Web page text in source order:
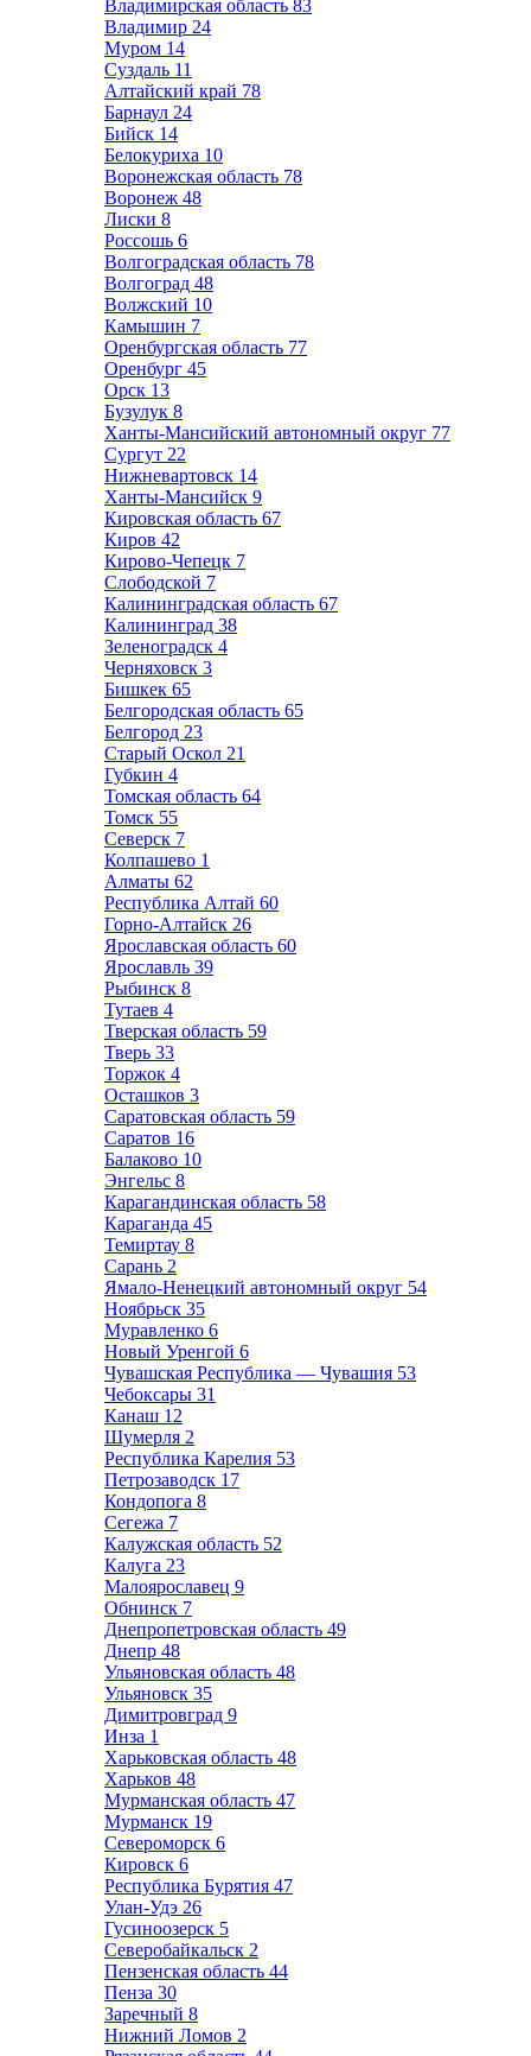
Владимирская область 83
Владимир 24
Муром 14
Суздаль 11
Алтайский край 78
Барнаул 24
Бийск 14
Белокуриха 10
Воронежская область 78
Воронеж 48
Лиски 8
Россошь 6
Волгоградская область 78
Волгоград 48
Волжский 10
Камышин 7
Оренбургская область 77
Оренбург 45
Орск 13
Бузулук 8
Ханты-Мансийский автономный округ 77
Сургут 22
Нижневартовск 14
Ханты-Мансийск 9
Кировская область 67
Киров 42
Кирово-Чепецк 7
Слободской 7
Калининградская область 67
Калининград 38
Зеленоградск 4
Черняховск 3
Бишкек 65
Белгородская область 65
Белгород 23
Старый Оскол 21
Губкин 4
Томская область 64
Томск 55
Северск 7
Колпашево 1
Алматы 62
Республика Алтай 60
Горно-Алтайск 26
Ярославская область 60
Ярославль 39
Рыбинск 8
Тутаев 4
Тверская область 59
Тверь 33
Торжок 4
Осташков 3
Саратовская область 59
Саратов 16
Балаково 10
Энгельс 8
Карагандинская область 58
Караганда 45
Темиртау 8
Сарань 2
Ямало-Ненецкий автономный округ 54
Ноябрьск 35
Муравленко 6
Новый Уренгой 6
Чувашская Республика — Чувашия 53
Чебоксары 31
Канаш 12
Шумерля 2
Республика Карелия 53
Петрозаводск 17
Кондопога 8
Сегежа 7
Калужская область 52
Калуга 23
Малоярославец 9
Обнинск 7
Днепропетровская область 49
Днепр 48
Ульяновская область 48
Ульяновск 35
Димитровград 9
Инза 1
Харьковская область 48
Харьков 48
Мурманская область 47
Мурманск 19
Североморск 6
Кировск 6
Республика Бурятия 47
Улан-Удэ 26
Гусиноозерск 5
Северобайкальск 2
Пензенская область 44
Пенза 30
Заречный 8
Нижний Ломов 2